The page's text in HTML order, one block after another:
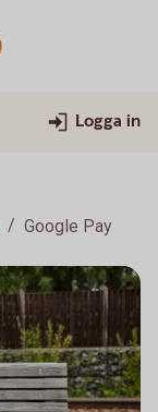
Logga in
Google Pay